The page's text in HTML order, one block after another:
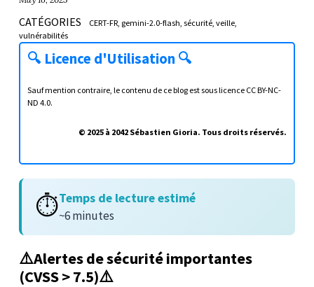
CATÉGORIES CERT-FR gemini-2.0-flash sécurité veille
vulnérabilités
🔍 Licence d'Utilisation 🔍
Sauf mention contraire, le contenu de ce blog est sous licence CC BY-NC-
ND 4.0.
© 2025 à 2042 Sébastien Gioria. Tous droits réservés.
⏱️Temps de lecture estimé
~6 minutes
⚠️Alertes de sécurité importantes
(CVSS > 7.5)⚠️